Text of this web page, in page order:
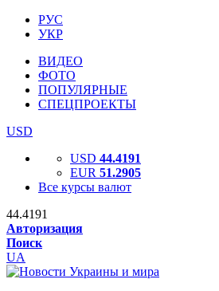
РУС
УКР
ВИДЕО
ФОТО
ПОПУЛЯРНЫЕ
СПЕЦПРОЕКТЫ
USD
USD 44.4191
EUR 51.2905
Все курсы валют
44.4191
Авторизация
Поиск
UA